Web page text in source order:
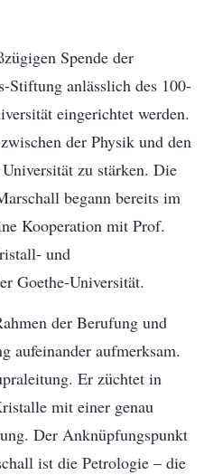
Spende der
Stiftung anlässlich des 100-
eingerichtet werden.
der Physik und den
zu stärken. Die
begann bereits im
Kooperation mit Prof.
und
Goethe-Universität.
der Berufung und
aufeinander aufmerksam.
Er züchtet in
mit einer genau
Der Anknüpfungspunkt
ist die Petrologie – die